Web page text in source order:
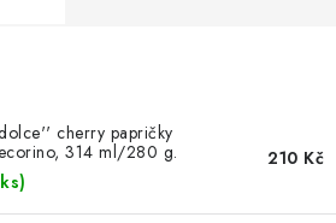
LNĚNÉ SEMÍNKO / LNĚNÉ
cherry papričky
314 ml/280 g.
210 Kč